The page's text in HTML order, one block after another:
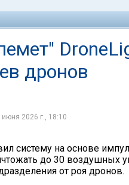
дронов
2026 г., 18:10
систему на основе
до 30 воздушных
от роя дронов.